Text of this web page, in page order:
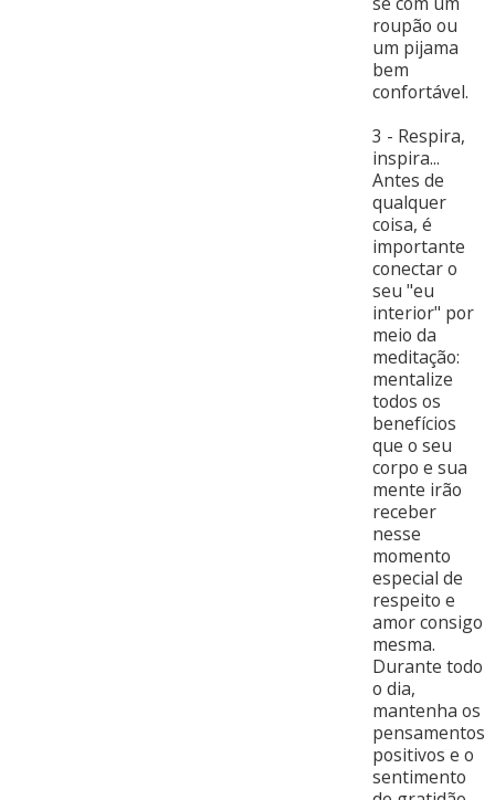
roupão ou
um pijama
bem
confortável.
3 - Respira,
inspira...
Antes de
qualquer
coisa, é
importante
conectar o
seu "eu
interior" por
meio da
meditação:
mentalize
todos os
benefícios
que o seu
corpo e sua
mente irão
receber
nesse
momento
especial de
respeito e
amor consigo
mesma.
Durante todo
o dia,
mantenha os
pensamentos
positivos e o
sentimento